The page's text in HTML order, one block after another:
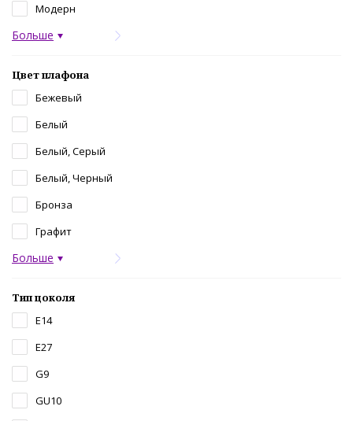
Модерн
Больше
Цвет плафона
Бежевый
Белый
Белый, Серый
Белый, Черный
Бронза
Графит
Больше
Тип цоколя
E14
E27
G9
GU10